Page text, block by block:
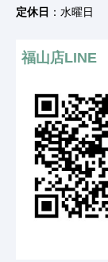
定休日 ：水曜日
福山店LINE